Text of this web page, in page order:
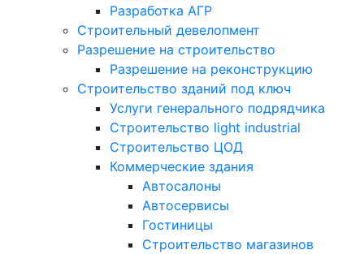
Разработка АГР
Строительный девелопмент
Разрешение на строительство
Разрешение на реконструкцию
Строительство зданий под ключ
Услуги генерального подрядчика
Строительство light industrial
Строительство ЦОД
Коммерческие здания
Автосалоны
Автосервисы
Гостиницы
Строительство магазинов